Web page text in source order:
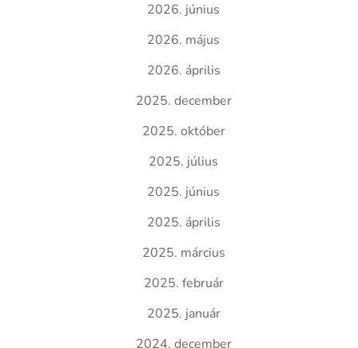
2026. június
2026. május
2026. április
2025. december
2025. október
2025. július
2025. június
2025. április
2025. március
2025. február
2025. január
2024. december